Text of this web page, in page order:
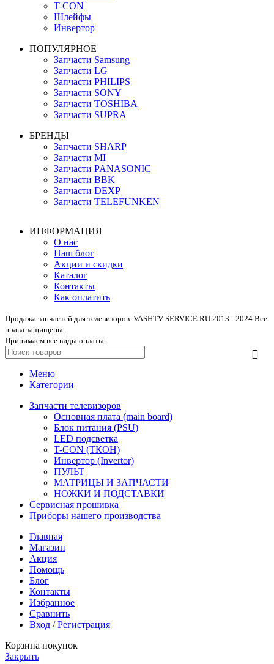
T-CON
Шлейфы
Инвертор
ПОПУЛЯРНОЕ
Запчасти Samsung
Запчасти LG
Запчасти PHILIPS
Запчасти SONY
Запчасти TOSHIBA
Запчасти SUPRA
БРЕНДЫ
Запчасти SHARP
Запчасти MI
Запчасти PANASONIC
Запчасти BBK
Запчасти DEXP
Запчасти TELEFUNKEN
ИНФОРМАЦИЯ
О нас
Наш блог
Акции и скидки
Каталог
Контакты
Как оплатить
Продажа запчастей для телевизоров. VASHTV-SERVICE.RU 2013 - 2024 Все
права защищены.
Принимаем все виды оплаты.
Меню
Категории
Запчасти телевизоров
Основная плата (main board)
Блок питания (PSU)
LED подсветка
T-CON (ТКОН)
Инвертор (Invertor)
ПУЛЬТ
МАТРИЦЫ И ЗАПЧАСТИ
НОЖКИ И ПОДСТАВКИ
Сервисная прошивка
Приборы нашего производства
Главная
Магазин
Акция
Помощь
Блог
Контакты
Избранное
Сравнить
Вход / Регистрация
Корзина покупок
Закрыть